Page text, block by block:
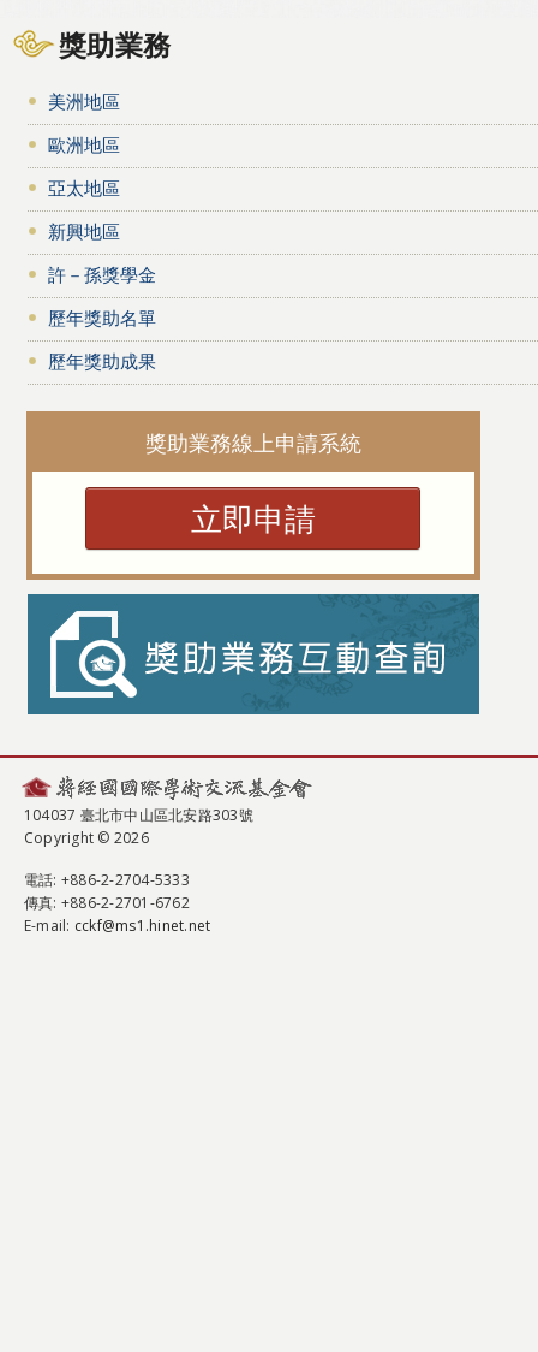
獎助業務
美洲地區
歐洲地區
亞太地區
新興地區
許－孫獎學金
歷年獎助名單
歷年獎助成果
獎助業務線上申請系統
立即申請
104037 臺北市中山區北安路303號
Copyright © 2026
電話: +886-2-2704-5333
傳真: +886-2-2701-6762
E-mail: cckf@ms1.hinet.net